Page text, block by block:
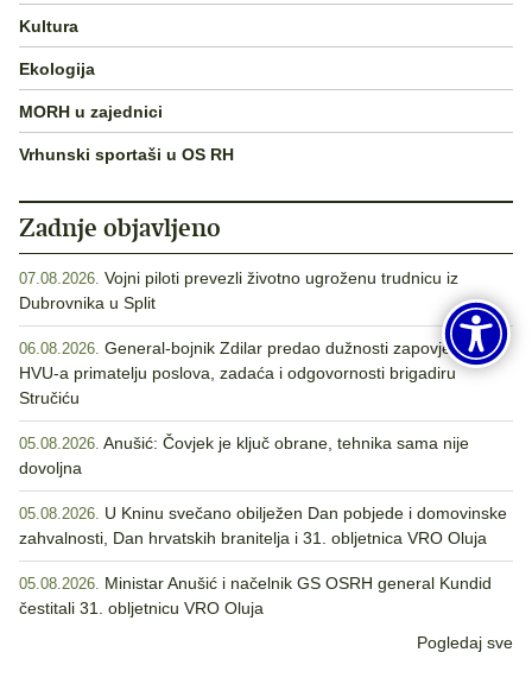
Kultura
Ekologija
MORH u zajednici
Vrhunski sportaši u OS RH
Zadnje objavljeno
07.08.2026. Vojni piloti prevezli životno ugroženu trudnicu iz
Dubrovnika u Split
06.08.2026. General-bojnik Zdilar predao dužnosti zapovjednika
HVU-a primatelju poslova, zadaća i odgovornosti brigadiru
Stručiću
05.08.2026. Anušić: Čovjek je ključ obrane, tehnika sama nije
dovoljna
05.08.2026. U Kninu svečano obilježen Dan pobjede i domovinske
zahvalnosti, Dan hrvatskih branitelja i 31. obljetnica VRO Oluja
05.08.2026. Ministar Anušić i načelnik GS OSRH general Kundid
čestitali 31. obljetnicu VRO Oluja
Pogledaj sve